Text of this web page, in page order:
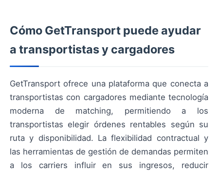
Cómo GetTransport puede ayudar
a transportistas y cargadores
GetTransport ofrece una plataforma que conecta a
transportistas con cargadores mediante tecnología
moderna de matching, permitiendo a los
transportistas elegir órdenes rentables según su
ruta y disponibilidad. La flexibilidad contractual y
las herramientas de gestión de demandas permiten
a los carriers influir en sus ingresos, reducir